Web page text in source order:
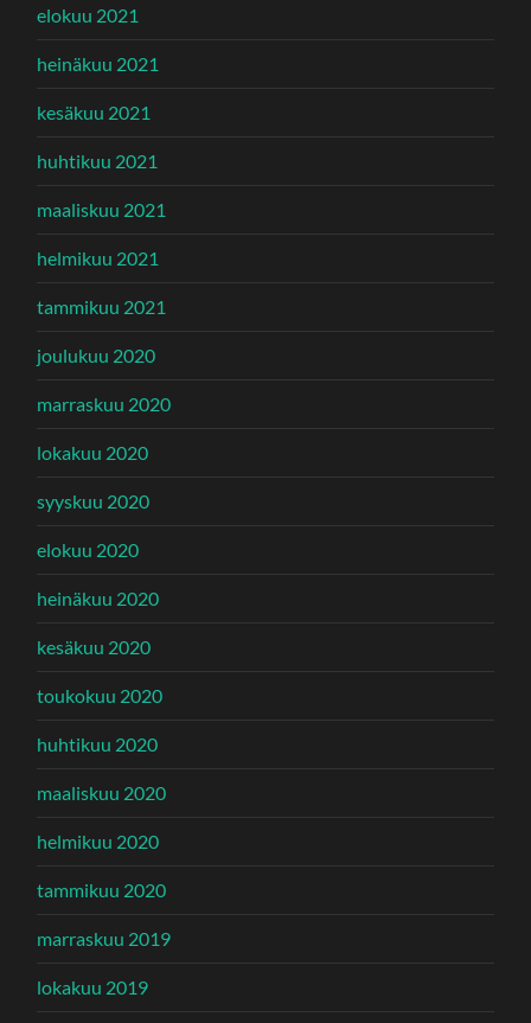
elokuu 2021
heinäkuu 2021
kesäkuu 2021
huhtikuu 2021
maaliskuu 2021
helmikuu 2021
tammikuu 2021
joulukuu 2020
marraskuu 2020
lokakuu 2020
syyskuu 2020
elokuu 2020
heinäkuu 2020
kesäkuu 2020
toukokuu 2020
huhtikuu 2020
maaliskuu 2020
helmikuu 2020
tammikuu 2020
marraskuu 2019
lokakuu 2019